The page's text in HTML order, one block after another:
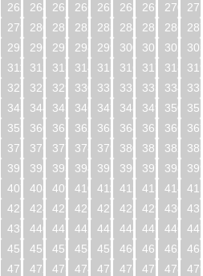
263 264 265 266 267 268 269 270
279 280 281 282 283 284 285 286
295 296 297 298 299 300 301 302
311 312 313 314 315 316 317 318
327 328 329 330 331 332 333 334
343 344 345 346 347 348 349 350
359 360 361 362 363 364 365 366
375 376 377 378 379 380 381 382
391 392 393 394 395 396 397 398
407 408 409 410 411 412 413 414
423 424 425 426 427 428 429 430
439 440 441 442 443 444 445 446
455 456 457 458 459 460 461 462
471 472 473 474 475 476 477 478